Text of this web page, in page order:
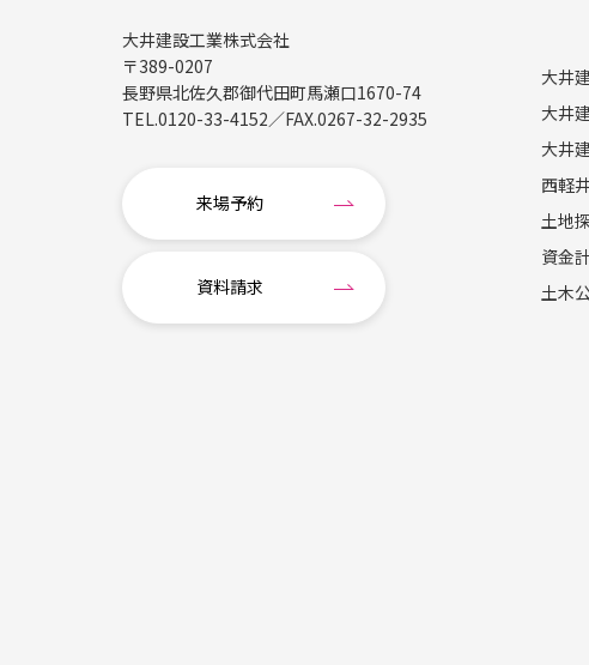
大井建設工業株式会社
〒389-0207
長野県北佐久郡御代田町馬瀬口1670-74
TEL.0120-33-4152／FAX.0267-32-2935
来場予約
資料請求
大井
大井
大井
西軽
土地
資金
土木